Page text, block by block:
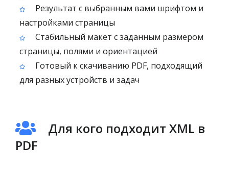
Результат с выбранным вами шрифтом и
настройками страницы
Стабильный макет с заданным размером
страницы, полями и ориентацией
Готовый к скачиванию PDF, подходящий
для разных устройств и задач
Для кого подходит XML в
PDF